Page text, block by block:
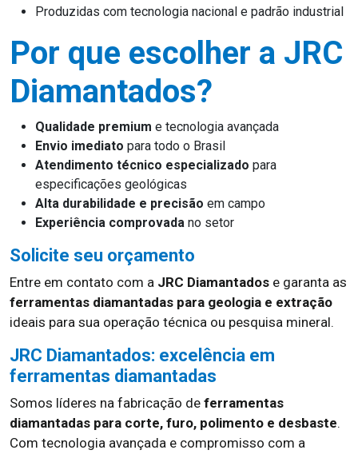
Produzidas com tecnologia nacional e padrão industrial
Por que escolher a JRC
Diamantados?
Qualidade premium e tecnologia avançada
Envio imediato para todo o Brasil
Atendimento técnico especializado para
especificações geológicas
Alta durabilidade e precisão em campo
Experiência comprovada no setor
Solicite seu orçamento
Entre em contato com a JRC Diamantados e garanta as
ferramentas diamantadas para geologia e extração
ideais para sua operação técnica ou pesquisa mineral.
JRC Diamantados: excelência em
ferramentas diamantadas
Somos líderes na fabricação de ferramentas
diamantadas para corte, furo, polimento e desbaste.
Com tecnologia avançada e compromisso com a